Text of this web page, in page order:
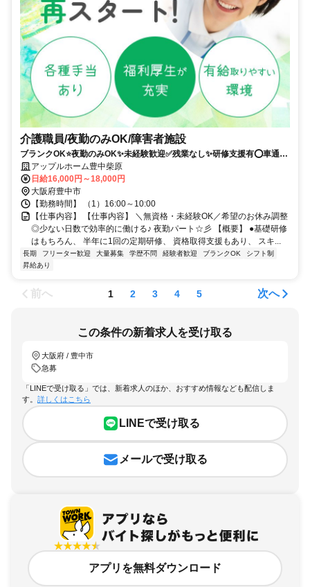
介護職員/夜勤のみOK/障害者施設
ブランクOK⭐️夜勤のみOK✨未経験歓迎✅️残業なし✨研修支援有⭕️車通勤
ＯＫアップルホーム豊中柴原
日給16,000円～18,000円
大阪府豊中市
【勤務時間】 （1）16:00～10:00
【仕事内容】 【仕事内容】 ＼無資格・未経験OK／希望のお休み調整
◎少ない日数で効率的に働ける♪ 夜勤パート☆彡 【概要】 ●基礎研修
はもちろん、 半年に1回の定期研修、 資格取得支援もあり、 スキ...
長期 フリーター歓迎 大量募集 学歴不問 経験者歓迎 ブランクOK
シフト制
昇給あり
前へ 1 2 3 4 5 次へ
この条件の新着求人を受け取る
大阪府 / 豊中市
急募
「LINEで受け取る」では、新着求人のほか、おすすめ情報なども配信しま
す。 詳しくはこちら
LINEで受け取る
メールで受け取る
アプリを無料ダウンロード